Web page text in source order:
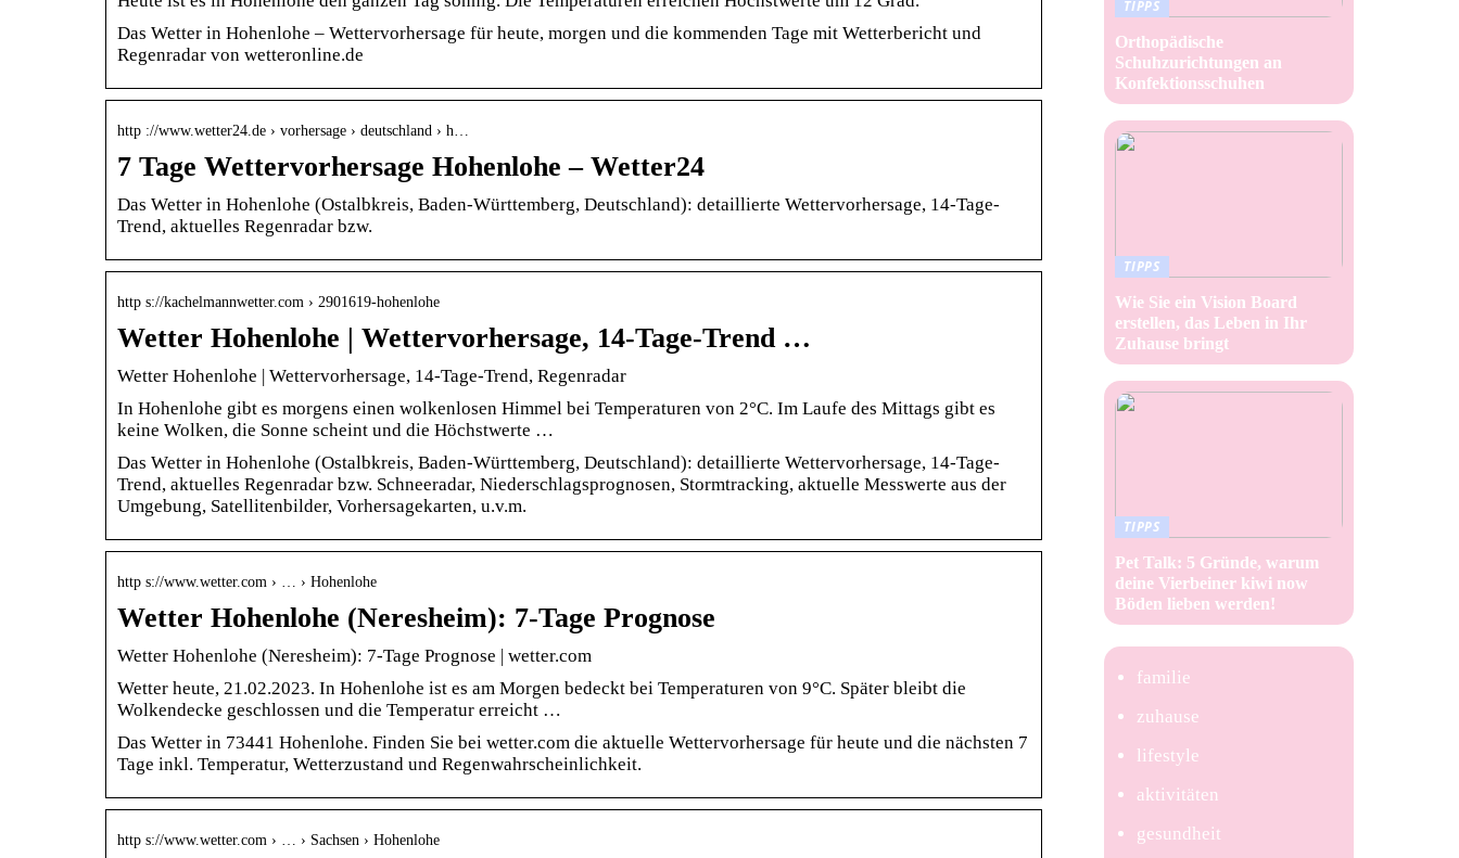
Das Wetter in Hohenlohe – Wettervorhersage für heute, morgen und die kommenden Tage mit Wetterbericht und
Regenradar von wetteronline.de
http ://www.wetter24.de › vorhersage › deutschland › h…
7 Tage Wettervorhersage Hohenlohe – Wetter24
Das Wetter in Hohenlohe (Ostalbkreis, Baden-Württemberg, Deutschland): detaillierte Wettervorhersage, 14-Tage-
Trend, aktuelles Regenradar bzw.
http s://kachelmannwetter.com › 2901619-hohenlohe
Wetter Hohenlohe | Wettervorhersage, 14-Tage-Trend …
Wetter Hohenlohe | Wettervorhersage, 14-Tage-Trend, Regenradar
In Hohenlohe gibt es morgens einen wolkenlosen Himmel bei Temperaturen von 2°C. Im Laufe des Mittags gibt es
keine Wolken, die Sonne scheint und die Höchstwerte …
Das Wetter in Hohenlohe (Ostalbkreis, Baden-Württemberg, Deutschland): detaillierte Wettervorhersage, 14-Tage-
Trend, aktuelles Regenradar bzw. Schneeradar, Niederschlagsprognosen, Stormtracking, aktuelle Messwerte aus der
Umgebung, Satellitenbilder, Vorhersagekarten, u.v.m.
http s://www.wetter.com › … › Hohenlohe
Wetter Hohenlohe (Neresheim): 7-Tage Prognose
Wetter Hohenlohe (Neresheim): 7-Tage Prognose | wetter.com
Wetter heute, 21.02.2023. In Hohenlohe ist es am Morgen bedeckt bei Temperaturen von 9°C. Später bleibt die
Wolkendecke geschlossen und die Temperatur erreicht …
Das Wetter in 73441 Hohenlohe. Finden Sie bei wetter.com die aktuelle Wettervorhersage für heute und die nächsten 7
Tage inkl. Temperatur, Wetterzustand und Regenwahrscheinlichkeit.
http s://www.wetter.com › … › Sachsen › Hohenlohe
TIPPS
Orthopädische
Schuhzurichtungen an
Konfektionsschuhen
TIPPS
Wie Sie ein Vision Board
erstellen, das Leben in Ihr
Zuhause bringt
TIPPS
Pet Talk: 5 Gründe, warum
deine Vierbeiner kiwi now
Böden lieben werden!
familie
zuhause
lifestyle
aktivitäten
gesundheit